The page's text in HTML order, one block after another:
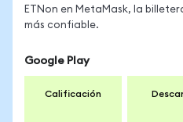
ETNon en MetaMask, la
más confiable.
Google Play
Calificación